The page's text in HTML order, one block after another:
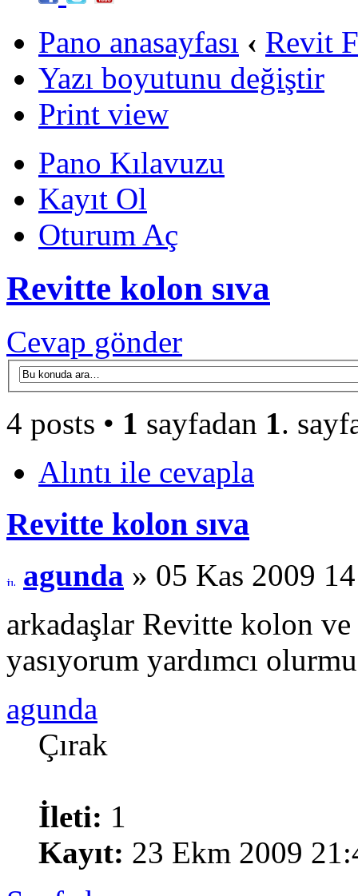
Pano anasayfası ‹ Revit
Yazı boyutunu değiştir
Print view
Pano Kılavuzu
Kayıt Ol
Oturum Aç
Revitte kolon sıva
Cevap gönder
4 posts • 1 sayfadan 1.
Alıntı ile cevapla
Revitte kolon sıva
agunda » 05 Kas 2009
arkadaşlar Revitte kolon
yasıyorum yardımcı
agunda
Çırak
İleti: 1
Kayıt: 23 Ekm 2009